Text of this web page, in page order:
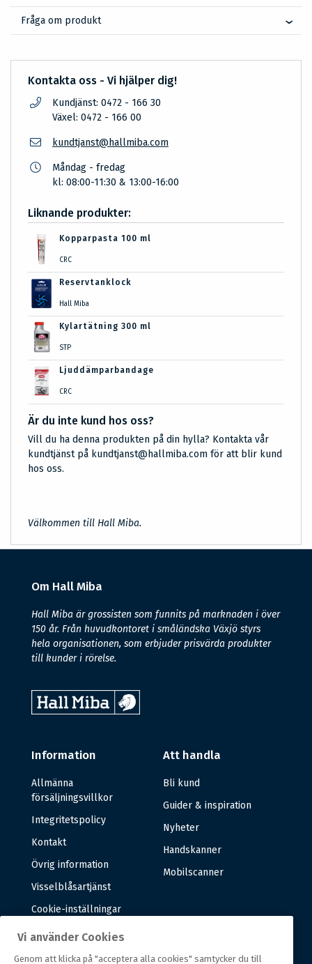
Fråga om produkt
Kontakta oss - Vi hjälper dig!
Kundjänst: 0472 - 166 30
Växel: 0472 - 166 00
kundtjanst@hallmiba.com
Måndag - fredag
kl: 08:00-11:30 & 13:00-16:00
Liknande produkter:
Kopparpasta 100 ml
CRC
Reservtanklock
Hall Miba
Kylartätning 300 ml
STP
Ljuddämparbandage
CRC
Är du inte kund hos oss?
Vill du ha denna produkten på din hylla? Kontakta vår
kundtjänst på kundtjanst@hallmiba.com för att blir kund
hos oss.
Välkommen till Hall Miba.
Om Hall Miba
Hall Miba är grossisten som funnits på marknaden i över
150 år. Från huvudkontoret i småländska Växjö styrs
hela organisationen, som erbjuder prisvärda produkter
till kunder i rörelse.
Information
Allmänna
försäljningsvillkor
Integritetspolicy
Kontakt
Övrig information
Visselblåsartjänst
Cookie-inställningar
Att handla
Bli kund
Guider & inspiration
Nyheter
Handskanner
Mobilscanner
Vi använder Cookies
Genom att klicka på "acceptera alla cookies" samtycker du till